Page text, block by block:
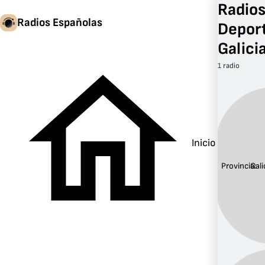
Radios Españolas
Inicio
1 radio
Provincia: